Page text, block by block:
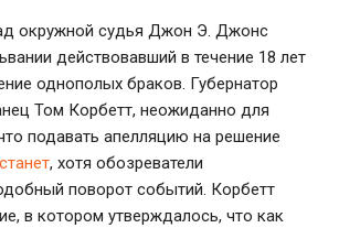
окружной судья Джон Э. Джонс
действовавший в течение 18 лет
однополых браков. Губернатор
Том Корбетт, неожиданно для
подавать апелляцию на решение
, хотя обозреватели
поворот событий. Корбетт
в котором утверждалось, что как